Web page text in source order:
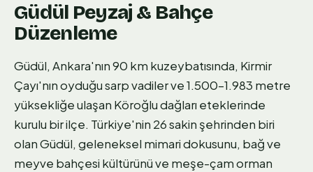
Güdül Peyzaj & Bahçe
Düzenleme
Güdül, Ankara'nın 90 km kuzeybatısında, Kirmir
Çayı'nın oyduğu sarp vadiler ve 1.500–1.983 metre
yüksekliğe ulaşan Köroğlu dağları eteklerinde
kurulu bir ilçe. Türkiye'nin 26 sakin şehrinden biri
olan Güdül, geleneksel mimari dokusunu, bağ ve
meyve bahçesi kültürünü ve meşe-çam orman